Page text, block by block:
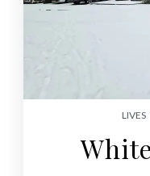
LIVES